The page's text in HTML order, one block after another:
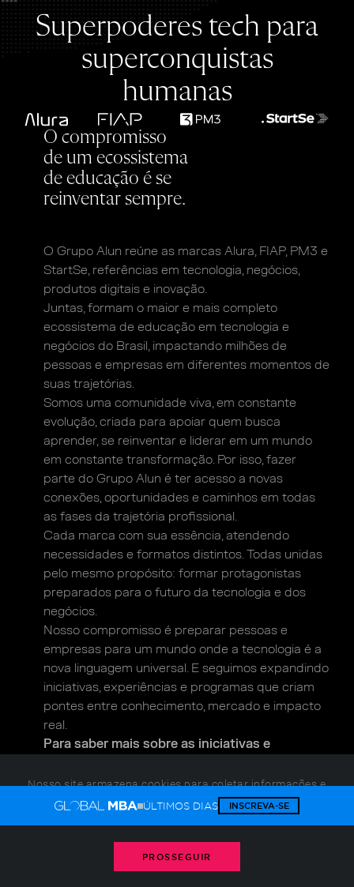
Superpoderes tech para
superconquistas
humanas
O compromisso
de um ecossistema
de educação é se
reinventar sempre.
O Grupo Alun reúne as marcas Alura, FIAP, PM3 e
StartSe, referências em tecnologia, negócios,
produtos digitais e inovação.
Juntas, formam o maior e mais completo
ecossistema de educação em tecnologia e
negócios do Brasil, impactando milhões de
pessoas e empresas em diferentes momentos de
suas trajetórias.
Somos uma comunidade viva, em constante
evolução,criada para apoiar quem busca
aprender, se reinventar e liderar em um mundo
em constante transformação. Por isso, fazer
parte do Grupo Alun é ter acesso a novas
conexões, oportunidades e caminhos em todas
as fases da trajetória profissional.
Cada marca com sua essência, atendendo
necessidades e formatos distintos. Todas unidas
pelo mesmo propósito: formar protagonistas
preparados para o futuro da tecnologia e dos
negócios.
Nosso compromisso é preparar pessoas e
empresas para um mundo onde a tecnologia é a
nova linguagem universal. E seguimos expandindo
iniciativas,experiências e programas que criam
pontes entre conhecimento, mercado e impacto
real.
Para saber mais sobre as iniciativas e
Descubra tudo sobre a Alun
ÚLTIMOS DIAS INSCREVA-SE
Nosso site armazena cookies para coletar informações e
Gerencie seus cookiesou
consulte nossa política
PROSSEGUIR